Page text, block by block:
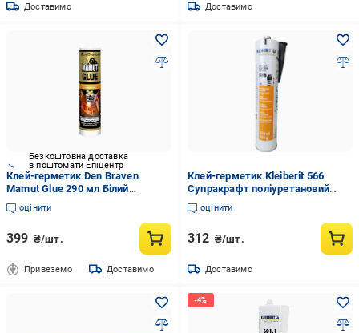
Доставимо Доставимо
Безкоштовна доставка
в поштомати Епіцентр
Клей-герметик Den Braven
Mamut Glue 290 мл Білий
(EUA117944)
оцінити
399 ₴/шт.
Привеземо Доставимо
Клей-герметик Kleiberit 566
Супракрафт поліуретановий
Чорний (2492472548)
оцінити
312 ₴/шт.
Доставимо